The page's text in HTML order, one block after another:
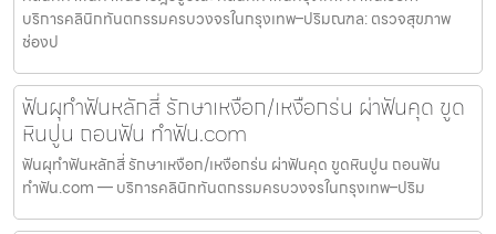
บริการคลินิกทันตกรรมครบวงจรในกรุงเทพ–ปริมณฑล: ตรวจสุขภาพ
ช่องป
ฟันผุทำฟันหลักสี่ รักษาเหงือก/เหงือกร่น ผ่าฟันคุด ขูด
หินปูน ถอนฟัน ทำฟัน.com
ฟันผุทำฟันหลักสี่ รักษาเหงือก/เหงือกร่น ผ่าฟันคุด ขูดหินปูน ถอนฟัน
ทำฟัน.com — บริการคลินิกทันตกรรมครบวงจรในกรุงเทพ–ปริม